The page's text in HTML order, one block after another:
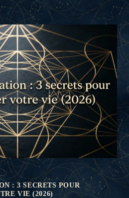
: 3 SECRETS POUR
VIE (2026)